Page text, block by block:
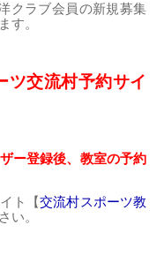
クラブ会員の新規募集
す。
ツ交流村予約サイ
ー登録後、教室の予約
ト【交流村スポーツ教
い。